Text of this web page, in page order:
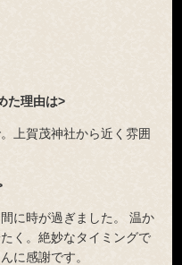
た理由は>
上賀茂神社から近く雰囲
に時が過ぎました。 温か
く。絶妙なタイミングで
に感謝です。